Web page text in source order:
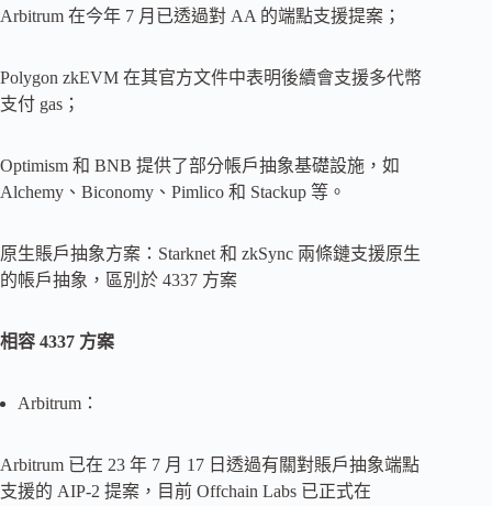
Arbitrum 在今年 7 月已透過對 AA 的端點支援提案；
Polygon zkEVM 在其官方文件中表明後續會支援多代幣
支付 gas；
Optimism 和 BNB 提供了部分帳戶抽象基礎設施，如
Alchemy、Biconomy、Pimlico 和 Stackup 等。
原生賬戶抽象方案：Starknet 和 zkSync 兩條鏈支援原生
的帳戶抽象，區別於 4337 方案
相容 4337 方案
Arbitrum：
Arbitrum 已在 23 年 7 月 17 日透過有關對賬戶抽象端點
支援的 AIP-2 提案，目前 Offchain Labs 已正式在